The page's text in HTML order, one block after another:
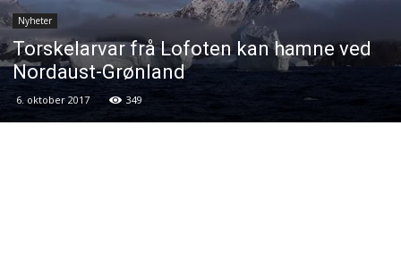
Nyheter
Torskelarvar frå Lofoten kan hamne ved
Nordaust-Grønland
6. oktober 2017 349